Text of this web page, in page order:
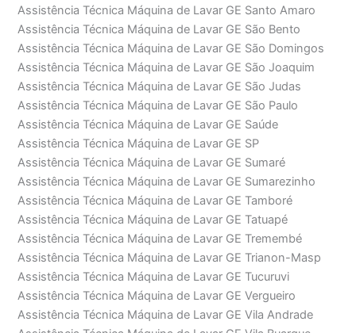
Assistência Técnica Máquina de Lavar GE Santo Amaro
Assistência Técnica Máquina de Lavar GE São Bento
Assistência Técnica Máquina de Lavar GE São Domingos
Assistência Técnica Máquina de Lavar GE São Joaquim
Assistência Técnica Máquina de Lavar GE São Judas
Assistência Técnica Máquina de Lavar GE São Paulo
Assistência Técnica Máquina de Lavar GE Saúde
Assistência Técnica Máquina de Lavar GE SP
Assistência Técnica Máquina de Lavar GE Sumaré
Assistência Técnica Máquina de Lavar GE Sumarezinho
Assistência Técnica Máquina de Lavar GE Tamboré
Assistência Técnica Máquina de Lavar GE Tatuapé
Assistência Técnica Máquina de Lavar GE Tremembé
Assistência Técnica Máquina de Lavar GE Trianon-Masp
Assistência Técnica Máquina de Lavar GE Tucuruvi
Assistência Técnica Máquina de Lavar GE Vergueiro
Assistência Técnica Máquina de Lavar GE Vila Andrade